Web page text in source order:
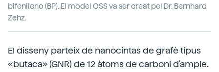
bifenileno (BP). El model OSS va ser creat pel Dr. Bernhard
Zehz.
El disseny parteix de nanocintas de grafè tipus
«butaca» (GNR) de 12 àtoms de carboni d'ample.